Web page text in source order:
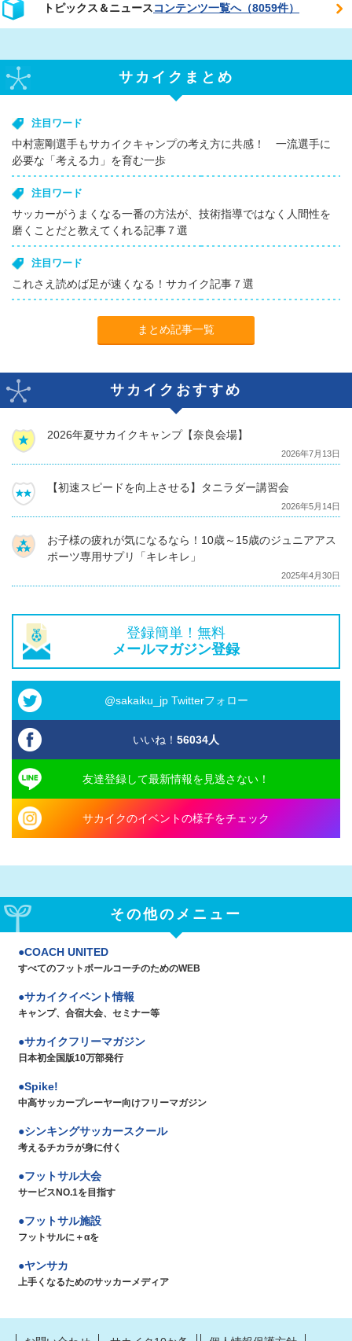
トピックス＆ニュースコンテンツ一覧へ（8059件）
サカイクまとめ
注目ワード
中村憲剛選手もサカイクキャンプの考え方に共感！ 一流選手に
必要な「考える力」を育む一歩
注目ワード
サッカーがうまくなる一番の方法が、技術指導ではなく人間性を
磨くことだと教えてくれる記事７選
注目ワード
これさえ読めば足が速くなる！サカイク記事７選
まとめ記事一覧
サカイクおすすめ
2026年夏サカイクキャンプ【奈良会場】
2026年7月13日
【初速スピードを向上させる】タニラダー講習会
2026年5月14日
お子様の疲れが気になるなら！10歳～15歳のジュニアアス
ポーツ専用サプリ「キレキレ」
2025年4月30日
登録簡単！無料
メールマガジン登録
@sakaiku_jp Twitterフォロー
いいね！ 56034人
友達登録して最新情報を見逃さない！
サカイクのイベントの様子をチェック
その他のメニュー
COACH UNITED
すべてのフットボールコーチのためのWEB
サカイクイベント情報
キャンプ、合宿大会、セミナー等
サカイクフリーマガジン
日本初全国版10万部発行
Spike!
中高サッカープレーヤー向けフリーマガジン
シンキングサッカースクール
考えるチカラが身に付く
フットサル大会
サービスNO.1を目指す
フットサル施設
フットサルに＋αを
ヤンサカ
上手くなるためのサッカーメディア